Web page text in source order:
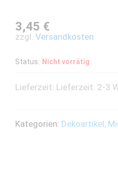
3,45 €
zzgl. Versandkosten
Status: Nicht vorrätig
Lieferzeit: Lieferzeit: 2-3
Kategorien: Dekoartikel,